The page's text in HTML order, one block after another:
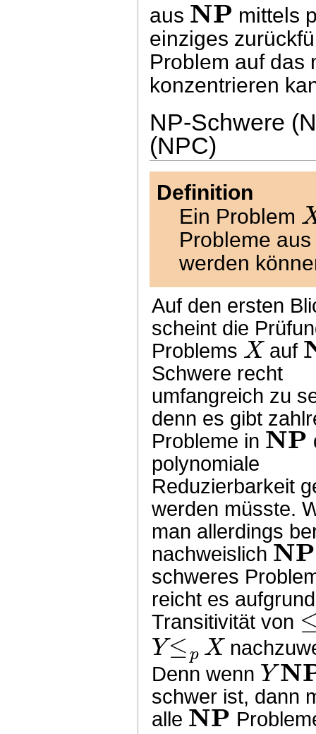
aus NP mittels
einziges
Problem auf das
konzentrieren
NP-Schwere
(NPC)
Definition
Ein Problem
Probleme
werden
Auf den ersten
scheint die
Problems X auf
Schwere recht
umfangreich zu
denn es gibt
Probleme in NP
polynomiale
Reduzierbarkeit
werden müsste.
man allerdings
nachweislich NP
schweres
reicht es
Transitivität von
Y≤p X
Denn wenn Y
schwer ist, dann
alle NP